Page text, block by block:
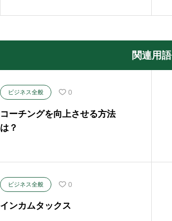
関連用語
ビジネス全般 0
コーチングを向上させる方法
は？
ビジネス全般 0
インカムタックス